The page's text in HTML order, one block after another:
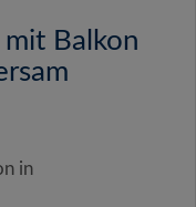
Balkon